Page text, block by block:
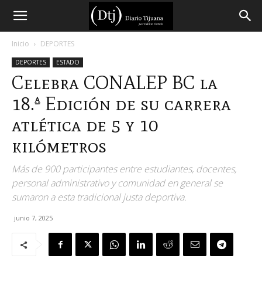
Diario
Tijuana
Inicio DEPORTES
DEPORTES ESTADO
Celebra CONALEP BC la
18.ª Edición de su carrera
atlética de 5 y 10
kilómetros
Más de 900 participantes entre estudiantes, docentes,
personal administrativo y comunidad en general se
sumaron a esta tradicional justa deportiva.
junio 7, 2025